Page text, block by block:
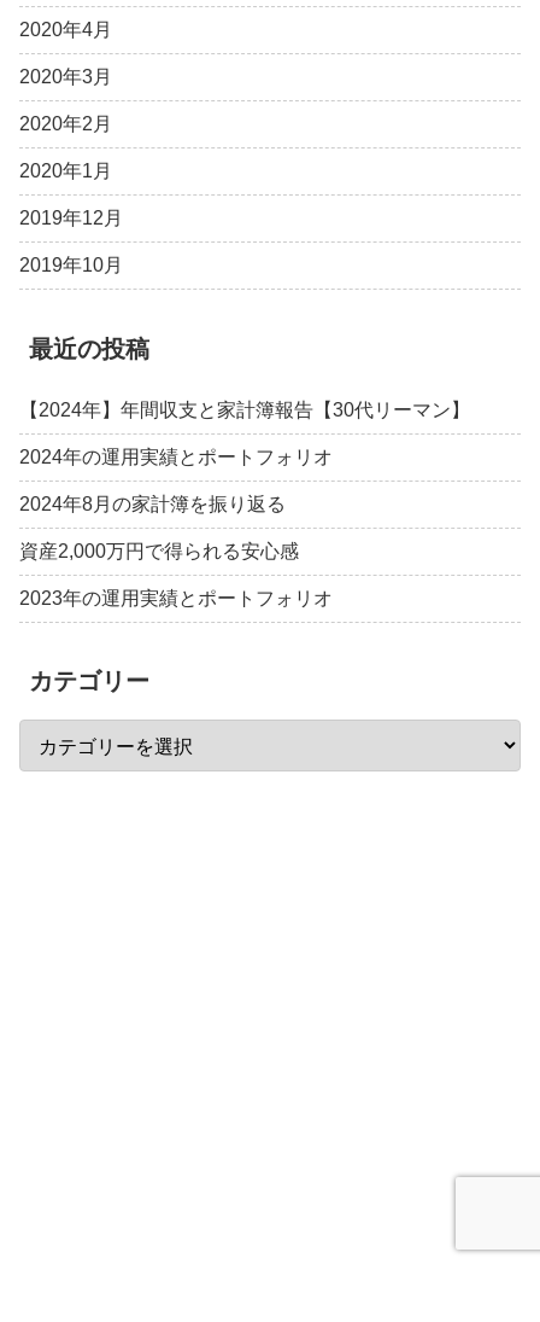
2020年4月
2020年3月
2020年2月
2020年1月
2019年12月
2019年10月
最近の投稿
【2024年】年間収支と家計簿報告【30代リーマン】
2024年の運用実績とポートフォリオ
2024年8月の家計簿を振り返る
資産2,000万円で得られる安心感
2023年の運用実績とポートフォリオ
カテゴリー